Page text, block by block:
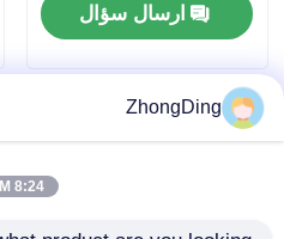
ارسال سؤال
ZhongDing
8:24 AM